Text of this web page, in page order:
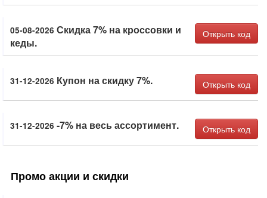
05-08-2026 Скидка 7% на кроссовки и
кеды.
Открыть код
31-12-2026 Купон на скидку 7%. Открыть код
31-12-2026 -7% на весь ассортимент. Открыть код
Промо акции и скидки